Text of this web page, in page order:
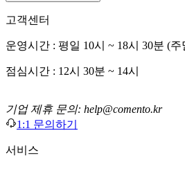
고객센터
운영시간 : 평일 10시 ~ 18시 30분 (
점심시간 : 12시 30분 ~ 14시
기업 제휴 문의: help@comento.kr
1:1 문의하기
서비스